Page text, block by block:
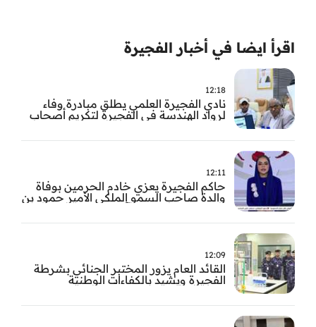
اقرأ ايضا في أخبار الفجيرة
12:18
نادي الفجيرة العلمي يطلق مبادرة وفاء
لرواد الهندسة في الفجيرة لتكريم أصحاب
12:11
حاكم الفجيرة يعزي خادم الحرمين بوفاة
والدة صاحب السمو الملكي الأمير حمود بن
12:09
القائد العام يزور المختبر الجنائي بشرطة
الفجيرة ويشيد بالكفاءات الوطنية